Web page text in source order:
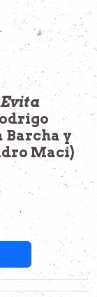
Barcha y
Maci)